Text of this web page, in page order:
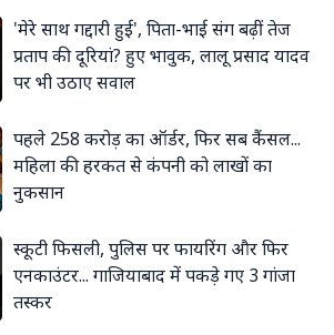
'मेरे साथ गद्दारी हुई', पिता-भाई संग बढ़ीं तेज
प्रताप की दूरियां? हुए भावुक, लालू प्रसाद यादव
पर भी उठाए सवाल
पहले 258 करोड़ का ऑर्डर, फिर सब कैंसल...
महिला की हरकत से कंपनी को लाखों का
नुकसान
स्कूटी फिसली, पुलिस पर फायरिंग और फिर
एनकाउंटर... गाजियाबाद में पकड़े गए 3 गांजा
तस्कर